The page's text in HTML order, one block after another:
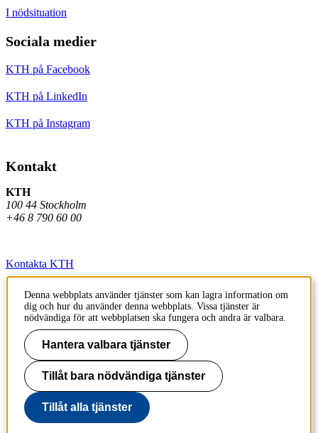
I nödsituation
Sociala medier
KTH på Facebook
KTH på LinkedIn
KTH på Instagram
Kontakt
KTH
100 44 Stockholm
+46 8 790 60 00
Kontakta KTH
Jobba på KTH
Press och media
Faktura och betalning KTH
Om KTH:s webbplatser
Tillgänglighetsredogörelse
Denna webbplats använder tjänster som kan lagra information om
dig och hur du använder denna webbplats. Vissa tjänster är
nödvändiga för att webbplatsen ska fungera och andra är valbara.
Hantera valbara tjänster
Tillåt bara nödvändiga tjänster
Tillåt alla tjänster